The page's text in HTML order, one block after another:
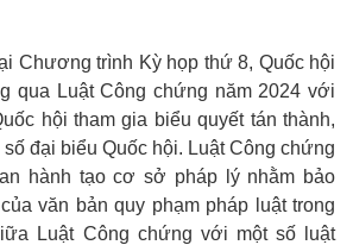
Chương trình Kỳ họp thứ 8, Quốc hội
qua Luật Công chứng năm 2024 với
hội tham gia biểu quyết tán thành,
đại biểu Quốc hội. Luật Công chứng
hành tạo cơ sở pháp lý nhằm bảo
văn bản quy phạm pháp luật trong
Luật Công chứng với một số luật